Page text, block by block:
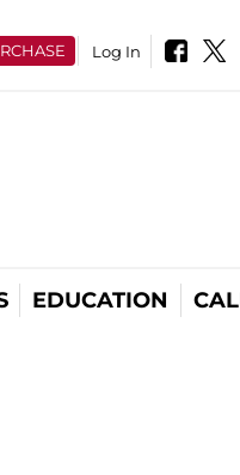
Log In
EDUCATION